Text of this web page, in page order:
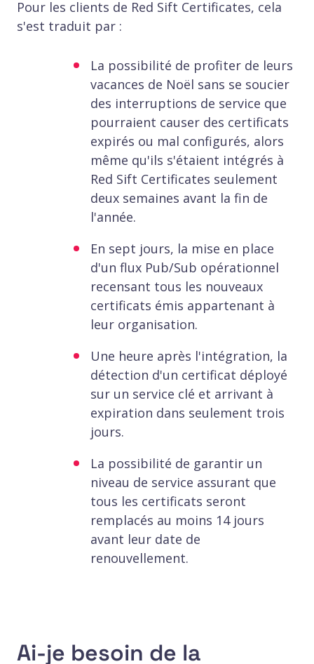
Pour les clients de Red Sift Certificates, cela
s'est traduit par :
La possibilité de profiter de leurs
vacances de Noël sans se soucier
des interruptions de service que
pourraient causer des certificats
expirés ou mal configurés, alors
même qu'ils s'étaient intégrés à
Red Sift Certificates seulement
deux semaines avant la fin de
l'année.
En sept jours, la mise en place
d'un flux Pub/Sub opérationnel
recensant tous les nouveaux
certificats émis appartenant à
leur organisation.
Une heure après l'intégration, la
détection d'un certificat déployé
sur un service clé et arrivant à
expiration dans seulement trois
jours.
La possibilité de garantir un
niveau de service assurant que
tous les certificats seront
remplacés au moins 14 jours
avant leur date de
renouvellement.
Ai-je besoin de la